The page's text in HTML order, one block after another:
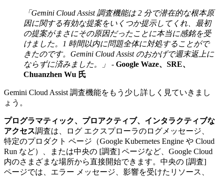
「Gemini Cloud Assist 調査機能は 2 分で潜在的な根本原
因に関する有効な提案をいくつか提示してくれ、最初
の提案がまさにその原因だったことに本当に感銘を受
けました。1 時間以内に問題全体に対処することがで
きたのです。Gemini Cloud Assist のおかげで週末返上に
ならずに済みました。」
- Google Waze、SRE、
Chuanzhen Wu 氏
Gemini Cloud Assist 調査機能をもう少し詳しく見ていきまし
ょう。
プログラマティック、プロアクティブ、インタラクティブな
アクセス調査は、ログ エクスプローラのログメッセージ、
特定のプロダクト ページ（Google Kubernetes Engine や Cloud
Run など）、または中央の [調査] ページなど、Google Cloud
内のさまざまな場所から直接開始できます。中央の [調査]
ページでは、エラー メッセージ、影響を受けたリソース、